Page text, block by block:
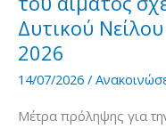
ιό
του
–
Δυτικού
2026
14/07/2026 /
Μέτρα πρόληψης για